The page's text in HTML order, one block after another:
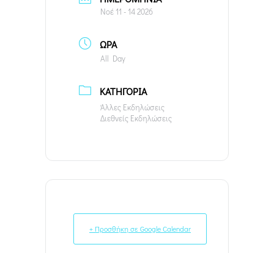
Νοέ 11 - 14 2026
ΏΡΑ
All Day
ΚΑΤΗΓΟΡΊΑ
Άλλες Εκδηλώσεις
Διεθνείς Εκδηλώσεις
+ Προσθήκη σε Google Calendar